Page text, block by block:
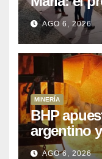
que Perú
AGO 6, 2026
MINERÍA
BHP
argentino
Kobrea
AGO 6, 2026